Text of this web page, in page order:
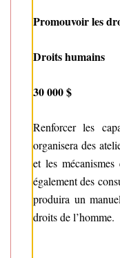
Promouvoir les
Droits humains
30 000 $
Renforcer les
organisera des
et les
également des
produira un
droits de l’homme.